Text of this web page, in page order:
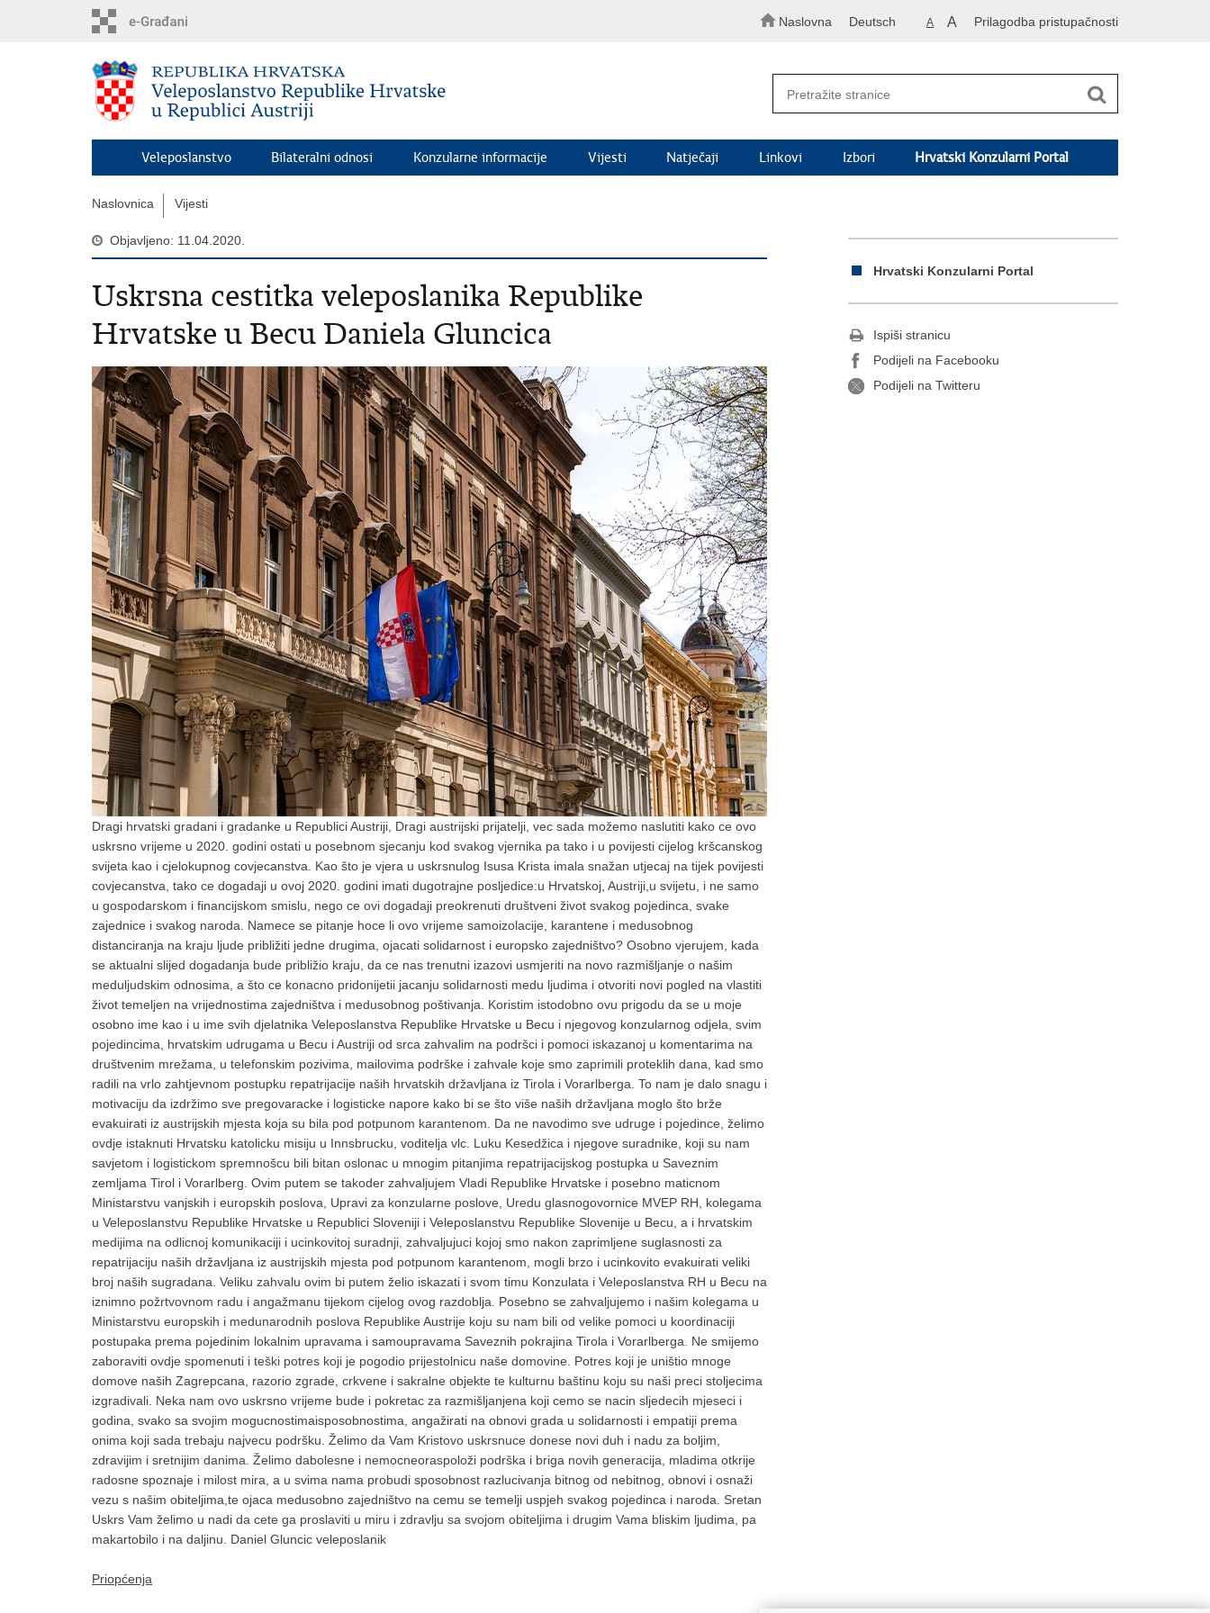
Naslovna Deutsch A A Prilagodba pristupačnosti
Veleposlanstvo Bilateralni odnosi Konzularne informacije Vijesti Natječaji Linkovi Izbori Hrvatski Konzularni Portal
Naslovnica Vijesti
Objavljeno: 11.04.2020.
Uskrsna cestitka veleposlanika Republike
Hrvatske u Becu Daniela Gluncica
Dragi hrvatski gradani i gradanke u Republici Austriji, Dragi austrijski prijatelji, vec sada možemo naslutiti kako ce ovo
uskrsno vrijeme u 2020. godini ostati u posebnom sjecanju kod svakog vjernika pa tako i u povijesti cijelog kršcanskog
svijeta kao i cjelokupnog covjecanstva. Kao što je vjera u uskrsnulog Isusa Krista imala snažan utjecaj na tijek povijesti
covjecanstva, tako ce dogadaji u ovoj 2020. godini imati dugotrajne posljedice:u Hrvatskoj, Austriji,u svijetu, i ne samo
u gospodarskom i financijskom smislu, nego ce ovi dogadaji preokrenuti društveni život svakog pojedinca, svake
zajednice i svakog naroda. Namece se pitanje hoce li ovo vrijeme samoizolacije, karantene i medusobnog
distanciranja na kraju ljude približiti jedne drugima, ojacati solidarnost i europsko zajedništvo? Osobno vjerujem, kada
se aktualni slijed dogadanja bude približio kraju, da ce nas trenutni izazovi usmjeriti na novo razmišljanje o našim
meduljudskim odnosima, a što ce konacno pridonijetii jacanju solidarnosti medu ljudima i otvoriti novi pogled na vlastiti
život temeljen na vrijednostima zajedništva i medusobnog poštivanja. Koristim istodobno ovu prigodu da se u moje
osobno ime kao i u ime svih djelatnika Veleposlanstva Republike Hrvatske u Becu i njegovog konzularnog odjela, svim
pojedincima, hrvatskim udrugama u Becu i Austriji od srca zahvalim na podršci i pomoci iskazanoj u komentarima na
društvenim mrežama, u telefonskim pozivima, mailovima podrške i zahvale koje smo zaprimili proteklih dana, kad smo
radili na vrlo zahtjevnom postupku repatrijacije naših hrvatskih državljana iz Tirola i Vorarlberga. To nam je dalo snagu i
motivaciju da izdržimo sve pregovaracke i logisticke napore kako bi se što više naših državljana moglo što brže
evakuirati iz austrijskih mjesta koja su bila pod potpunom karantenom. Da ne navodimo sve udruge i pojedince, želimo
ovdje istaknuti Hrvatsku katolicku misiju u Innsbrucku, voditelja vlc. Luku Kesedžica i njegove suradnike, koji su nam
savjetom i logistickom spremnošcu bili bitan oslonac u mnogim pitanjima repatrijacijskog postupka u Saveznim
zemljama Tirol i Vorarlberg. Ovim putem se takoder zahvaljujem Vladi Republike Hrvatske i posebno maticnom
Ministarstvu vanjskih i europskih poslova, Upravi za konzularne poslove, Uredu glasnogovornice MVEP RH, kolegama
u Veleposlanstvu Republike Hrvatske u Republici Sloveniji i Veleposlanstvu Republike Slovenije u Becu, a i hrvatskim
medijima na odlicnoj komunikaciji i ucinkovitoj suradnji, zahvaljujuci kojoj smo nakon zaprimljene suglasnosti za
repatrijaciju naših državljana iz austrijskih mjesta pod potpunom karantenom, mogli brzo i ucinkovito evakuirati veliki
broj naših sugradana. Veliku zahvalu ovim bi putem želio iskazati i svom timu Konzulata i Veleposlanstva RH u Becu na
iznimno požrtvovnom radu i angažmanu tijekom cijelog ovog razdoblja. Posebno se zahvaljujemo i našim kolegama u
Ministarstvu europskih i medunarodnih poslova Republike Austrije koju su nam bili od velike pomoci u koordinaciji
postupaka prema pojedinim lokalnim upravama i samoupravama Saveznih pokrajina Tirola i Vorarlberga. Ne smijemo
zaboraviti ovdje spomenuti i teški potres koji je pogodio prijestolnicu naše domovine. Potres koji je uništio mnoge
domove naših Zagrepcana, razorio zgrade, crkvene i sakralne objekte te kulturnu baštinu koju su naši preci stoljecima
izgradivali. Neka nam ovo uskrsno vrijeme bude i pokretac za razmišljanjena koji cemo se nacin sljedecih mjeseci i
godina, svako sa svojim mogucnostimaisposobnostima, angažirati na obnovi grada u solidarnosti i empatiji prema
onima koji sada trebaju najvecu podršku. Želimo da Vam Kristovo uskrsnuce donese novi duh i nadu za boljim,
zdravijim i sretnijim danima. Želimo dabolesne i nemocneoraspoloži podrška i briga novih generacija, mladima otkrije
radosne spoznaje i milost mira, a u svima nama probudi sposobnost razlucivanja bitnog od nebitnog, obnovi i osnaži
vezu s našim obiteljima,te ojaca medusobno zajedništvo na cemu se temelji uspjeh svakog pojedinca i naroda. Sretan
Uskrs Vam želimo u nadi da cete ga proslaviti u miru i zdravlju sa svojom obiteljima i drugim Vama bliskim ljudima, pa
makartobilo i na daljinu. Daniel Gluncic veleposlanik
Priopćenja
Hrvatski Konzularni Portal
Ispiši stranicu
Podijeli na Facebooku
Podijeli na Twitteru